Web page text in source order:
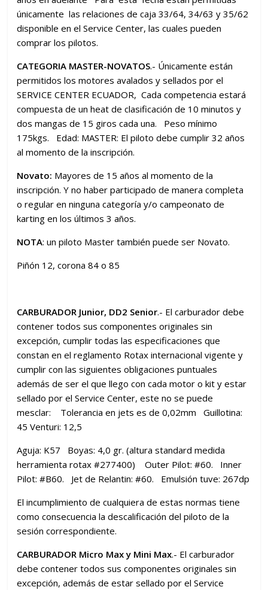
únicamente las relaciones de caja 33/64, 34/63 y 35/62
disponible en el Service Center, las cuales pueden
comprar los pilotos.
CATEGORIA MASTER-NOVATOS.- Únicamente están
permitidos los motores avalados y sellados por el
SERVICE CENTER ECUADOR, Cada competencia estará
compuesta de un heat de clasificación de 10 minutos y
dos mangas de 15 giros cada una. Peso mínimo
175kgs. Edad: MASTER: El piloto debe cumplir 32 años
al momento de la inscripción.
Novato: Mayores de 15 años al momento de la
inscripción. Y no haber participado de manera completa
o regular en ninguna categoría y/o campeonato de
karting en los últimos 3 años.
NOTA: un piloto Master también puede ser Novato.
Piñón 12, corona 84 o 85
CARBURADOR Junior, DD2 Senior.- El carburador debe
contener todos sus componentes originales sin
excepción, cumplir todas las especificaciones que
constan en el reglamento Rotax internacional vigente y
cumplir con las siguientes obligaciones puntuales
además de ser el que llego con cada motor o kit y estar
sellado por el Service Center, este no se puede
mesclar: Tolerancia en jets es de 0,02mm Guillotina:
45 Venturi: 12,5
Aguja: K57 Boyas: 4,0 gr. (altura standard medida
herramienta rotax #277400) Outer Pilot: #60. Inner
Pilot: #B60. Jet de Relantin: #60. Emulsión tuve: 267dp
El incumplimiento de cualquiera de estas normas tiene
como consecuencia la descalificación del piloto de la
sesión correspondiente.
CARBURADOR Micro Max y Mini Max.- El carburador
debe contener todos sus componentes originales sin
excepción, además de estar sellado por el Service